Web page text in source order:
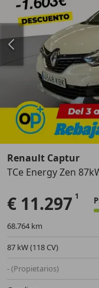
Anterior
Renault Captur
TCe Energy Zen
€ 11.297
68.764 km
87 kW (118 CV)
- (Propietarios)